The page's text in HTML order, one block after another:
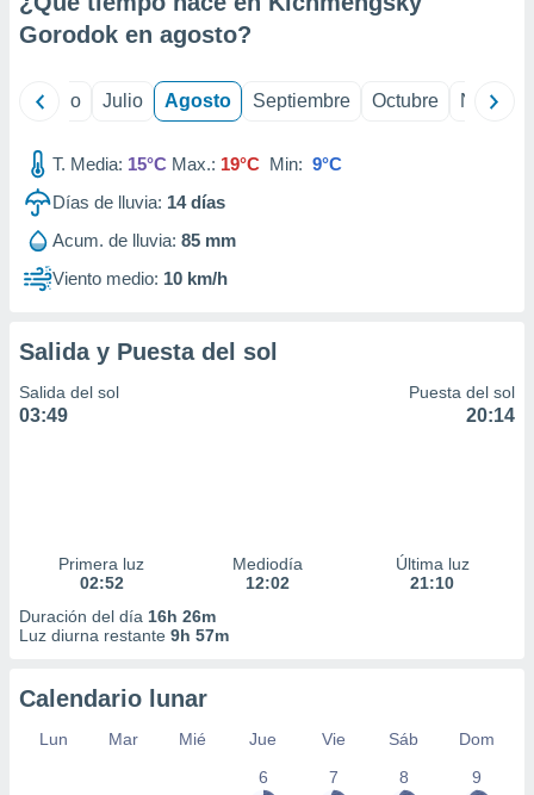
e
publicidad
publicidad
de
Gorodok en agosto?
Junio Julio Agosto Septiembre Octubre
T. Media: 15°C Max.: 19°C Min: 9°C
Días de lluvia: 14días
Acum. de lluvia: 85 mm
Viento medio: 10 km/h
Salida y Puesta del sol
Salida del sol
03:49
Puesta del sol
20:14
Primera luz
02:52
Mediodía
12:02
Última luz
21:10
Duración del día 16h 26m
Luz diurna restante 9h 57m
Calendario lunar
Lun Mar Mié Jue Vie Sáb
Dom
6
7 8 9